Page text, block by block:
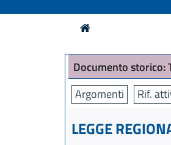
Documento storico:
Argomenti
Rif.
LEGGE